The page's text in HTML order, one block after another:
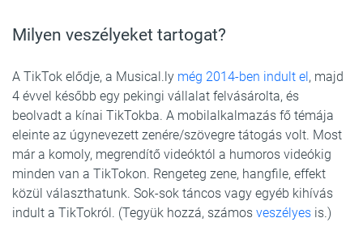
Milyen veszélyeket tartogat?
A TikTok elődje, a Musical.ly még 2014-ben indult el, majd
4 évvel később egy pekingi vállalat felvásárolta, és
beolvadt a kínai TikTokba. A mobilalkalmazás fő témája
eleinte az úgynevezett zenére/szövegre tátogás volt. Most
már a komoly, megrendítő videóktól a humoros videókig
minden van a TikTokon. Rengeteg zene, hangfile, effekt
közül választhatunk. Sok-sok táncos vagy egyéb kihívás
indult a TikTokról. (Tegyük hozzá, számos veszélyes is.)